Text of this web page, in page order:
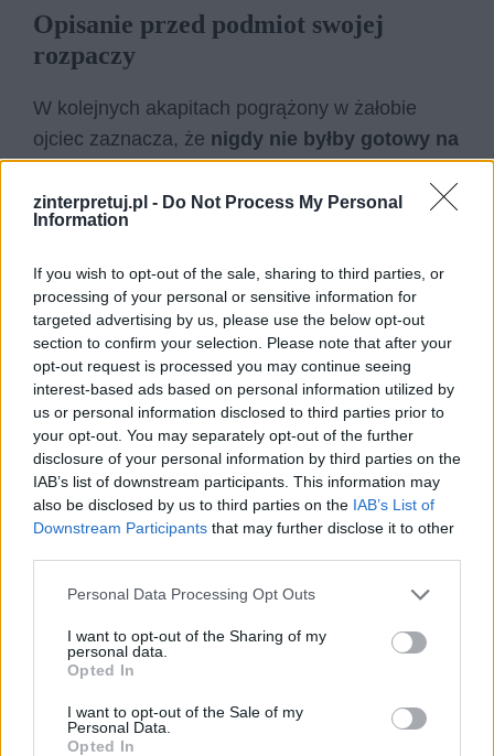
zinterpretuj.pl - Do Not Process My Personal
Information
If you wish to opt-out of the sale, sharing to third parties, or
processing of your personal or sensitive information for
targeted advertising by us, please use the below opt-out
section to confirm your selection. Please note that after your
opt-out request is processed you may continue seeing
interest-based ads based on personal information utilized by
us or personal information disclosed to third parties prior to
your opt-out. You may separately opt-out of the further
disclosure of your personal information by third parties on the
IAB’s list of downstream participants. This information may
also be disclosed by us to third parties on the IAB’s List of
Downstream Participants that may further disclose it to other
Personal Data Processing Opt Outs
I want to opt-out of the Sharing of my
personal data.
Opted In
I want to opt-out of the Sale of my
Personal Data.
Opted In
Opisanie przed podmiot swojej
rozpaczy
W kolejnych akapitach pogrążony w żałobie
ojciec zaznacza, że nigdy nie byłby gotowy na
wieku córki, nie pogodziłby się z jej śmiercią
i czułby ból oraz żal
kolejnych częściach tekstu żałuje utraconych lat
spędzonych z córką, ma świadomość tego, że
żałoba po niej nigdy nie byłaby łatwa. Twierdzi,
że nie mógłby bardziej cierpieć i tęsknić za
córką.
Żałowanie utraconych lat
Podmiot zwraca uwagę na to, co utracił wraz z
odejściem dziecka. Czuje żal na myśl o radości,
którą utracił i wielu szczęśliwych chwilach z
córką, których już nigdy nie będzie mógł
„by był Bóg chciał”, co może również świadczyć
obwinianiu Boga za śmierć członkini rodu.